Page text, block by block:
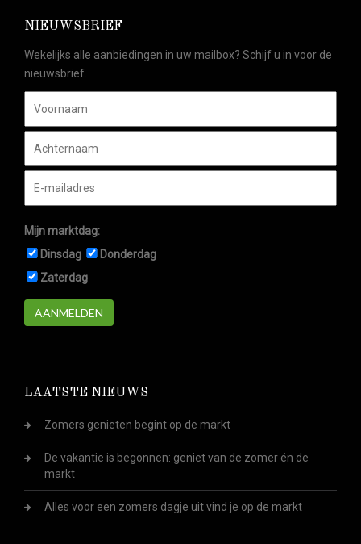
NIEUWSBRIEF
Wekelijks alle aanbiedingen in uw mailbox? Schijf u in voor de
nieuwsbrief.
Mijn marktdag:
Dinsdag
Donderdag
Zaterdag
AANMELDEN
LAATSTE NIEUWS
Zomers genieten begint op de markt
De vakantie is begonnen: geniet van de zomer én de
markt
Alles voor een zomers dagje uit vind je op de markt